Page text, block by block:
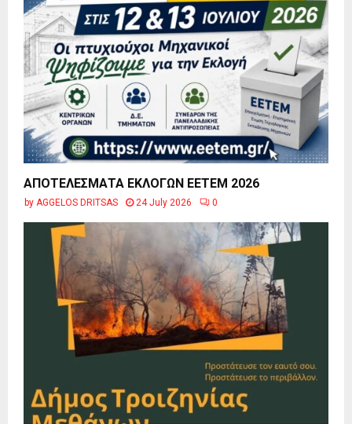
ΑΠΟΤΕΛΕΣΜΑΤΑ ΕΚΛΟΓΩΝ ΕΕΤΕΜ 2026
by AGGELOS DRITSAS 24 July 2026 0